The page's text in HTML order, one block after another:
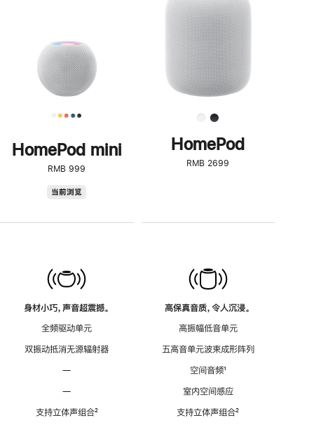
HomePod mini
RMB 999
当前浏览
身材小巧，声音超震撼。
全频驱动单元
双振动抵消无源辐射器
—
—
支持立体声组合脚
²
了
解
HomePod<
HomePod
RMB 2699
高保真音质，令人沉浸。
高振幅低音单元
五高音单元波束成形阵列
空间音频脚
¹
室内空间感应
支持立体声组合脚
²